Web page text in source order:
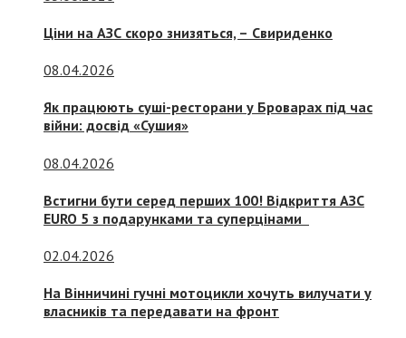
Ціни на АЗС скоро знизяться, – Свириденко
08.04.2026
Як працюють суші-ресторани у Броварах під час
війни: досвід «Сушия»
08.04.2026
Встигни бути серед перших 100! Відкриття АЗС
EURO 5 з подарунками та суперцінами
02.04.2026
На Вінничині гучні мотоцикли хочуть вилучати у
власників та передавати на фронт